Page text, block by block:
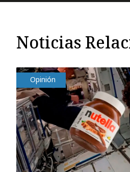
Noticias
Opinión